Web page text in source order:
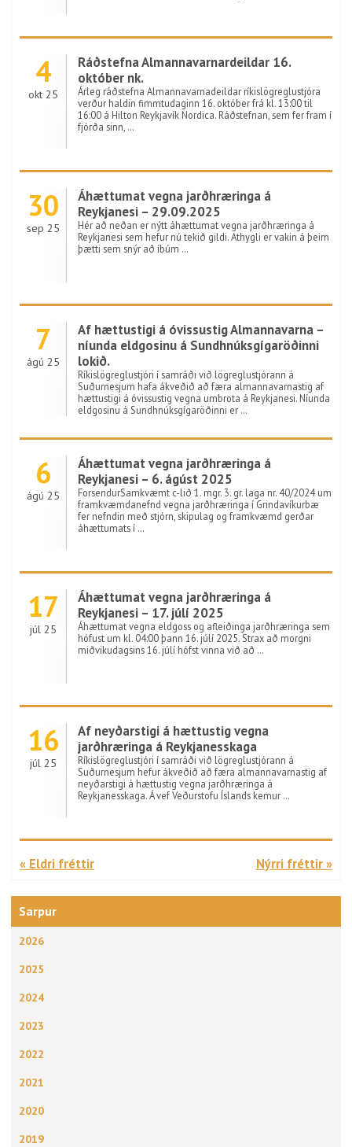
Sarpur
2026
2025
2024
2023
2022
2021
2020
2019
4
okt 25
Ráðstefna Almannavarnardeildar 16.
október nk.
Árleg ráðstefna Almannavarnadeildar ríkislögreglustjóra
verður haldin fimmtudaginn 16. október frá kl. 13:00 til
16:00 á Hilton Reykjavík Nordica. Ráðstefnan, sem fer fram í
fjórða sinn, …
30
sep 25
Áhættumat vegna jarðhræringa á
Reykjanesi – 29.09.2025
Hér að neðan er nýtt áhættumat vegna jarðhræringa á
Reykjanesi sem hefur nú tekið gildi. Athygli er vakin á þeim
þætti sem snýr að íbúm …
7
ágú 25
Af hættustigi á óvissustig Almannavarna –
níunda eldgosinu á Sundhnúksgígaröðinni
lokið.
Ríkislögreglustjóri í samráði við lögreglustjórann á
Suðurnesjum hafa ákveðið að færa almannavarnastig af
hættustigi á óvissustig vegna umbrota á Reykjanesi. Níunda
eldgosinu á Sundhnúksgígaröðinni er …
6
ágú 25
Áhættumat vegna jarðhræringa á
Reykjanesi – 6. ágúst 2025
ForsendurSamkvæmt c-lið 1. mgr. 3. gr. laga nr. 40/2024 um
framkvæmdanefnd vegna jarðhræringa í Grindavíkurbæ
fer nefndin með stjórn, skipulag og framkvæmd gerðar
áhættumats í …
17
júl 25
Áhættumat vegna jarðhræringa á
Reykjanesi – 17. júlí 2025
Áhættumat vegna eldgoss og afleiðinga jarðhræringa sem
hófust um kl. 04:00 þann 16. júlí 2025. Strax að morgni
miðvikudagsins 16. júlí hófst vinna við að …
16
júl 25
Af neyðarstigi á hættustig vegna
jarðhræringa á Reykjanesskaga
Ríkislögreglustjóri í samráði við lögreglustjórann á
Suðurnesjum hefur ákveðið að færa almannavarnastig af
neyðarstigi á hættustig vegna jarðhræringa á
Reykjanesskaga. Á vef Veðurstofu Íslands kemur …
« Eldri fréttir Nýrri fréttir »